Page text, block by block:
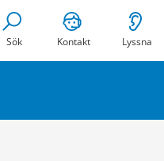
Sök Kontakt Lyssna